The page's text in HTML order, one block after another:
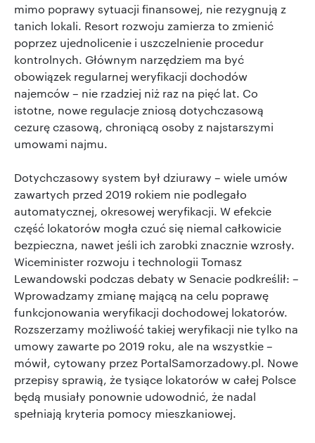
mimo poprawy sytuacji finansowej, nie rezygnują z
tanich lokali. Resort rozwoju zamierza to zmienić
poprzez ujednolicenie i uszczelnienie procedur
kontrolnych. Głównym narzędziem ma być
obowiązek regularnej weryfikacji dochodów
najemców – nie rzadziej niż raz na pięć lat. Co
istotne, nowe regulacje zniosą dotychczasową
cezurę czasową, chroniącą osoby z najstarszymi
umowami najmu.
Dotychczasowy system był dziurawy – wiele umów
zawartych przed 2019 rokiem nie podlegało
automatycznej, okresowej weryfikacji. W efekcie
część lokatorów mogła czuć się niemal całkowicie
bezpieczna, nawet jeśli ich zarobki znacznie wzrosły.
Wiceminister rozwoju i technologii Tomasz
Lewandowski podczas debaty w Senacie podkreślił: –
Wprowadzamy zmianę mającą na celu poprawę
funkcjonowania weryfikacji dochodowej lokatorów.
Rozszerzamy możliwość takiej weryfikacji nie tylko na
umowy zawarte po 2019 roku, ale na wszystkie –
mówił, cytowany przez PortalSamorzadowy.pl. Nowe
przepisy sprawią, że tysiące lokatorów w całej Polsce
będą musiały ponownie udowodnić, że nadal
spełniają kryteria pomocy mieszkaniowej.